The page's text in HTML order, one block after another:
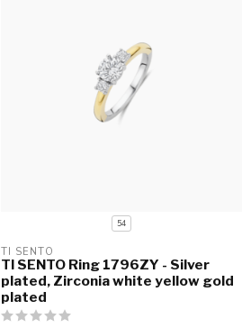
54
TI SENTO
TI SENTO Ring 1796ZY - Silver
plated, Zirconia white yellow gold
plated